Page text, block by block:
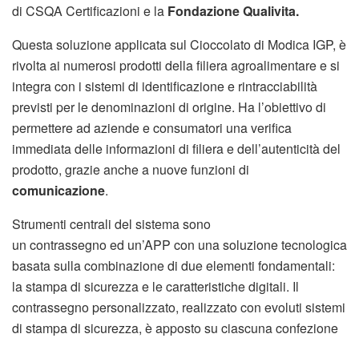
di CSQA Certificazioni e la Fondazione Qualivita.
Questa soluzione applicata sul Cioccolato di Modica IGP, è
rivolta ai numerosi prodotti della filiera agroalimentare e si
integra con i sistemi di identificazione e rintracciabilità
previsti per le denominazioni di origine. Ha l’obiettivo di
permettere ad aziende e consumatori una verifica
immediata delle informazioni di filiera e dell’autenticità del
prodotto, grazie anche a nuove funzioni di
comunicazione.
Strumenti centrali del sistema sono
un contrassegno ed un’APP con una soluzione tecnologica
basata sulla combinazione di due elementi fondamentali:
la stampa di sicurezza e le caratteristiche digitali. Il
contrassegno personalizzato, realizzato con evoluti sistemi
di stampa di sicurezza, è apposto su ciascuna confezione